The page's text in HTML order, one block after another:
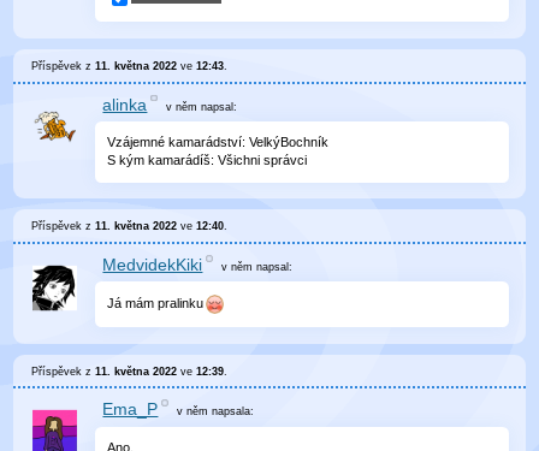
Příspěvek z11. května 2022 ve12:43
alinka v němnapsal:
Vzájemné kamarádství: VelkýBochník
S kým kamarádíš: Všichni správci
Příspěvek z11. května 2022 ve12:40.
MedvidekKiki v němnapsal:
Já mám pralinku
Příspěvek z11. května 2022 ve12:39
Ema_P v němnapsala:
Ano,